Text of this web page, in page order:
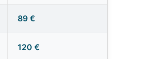
89 €
120 €